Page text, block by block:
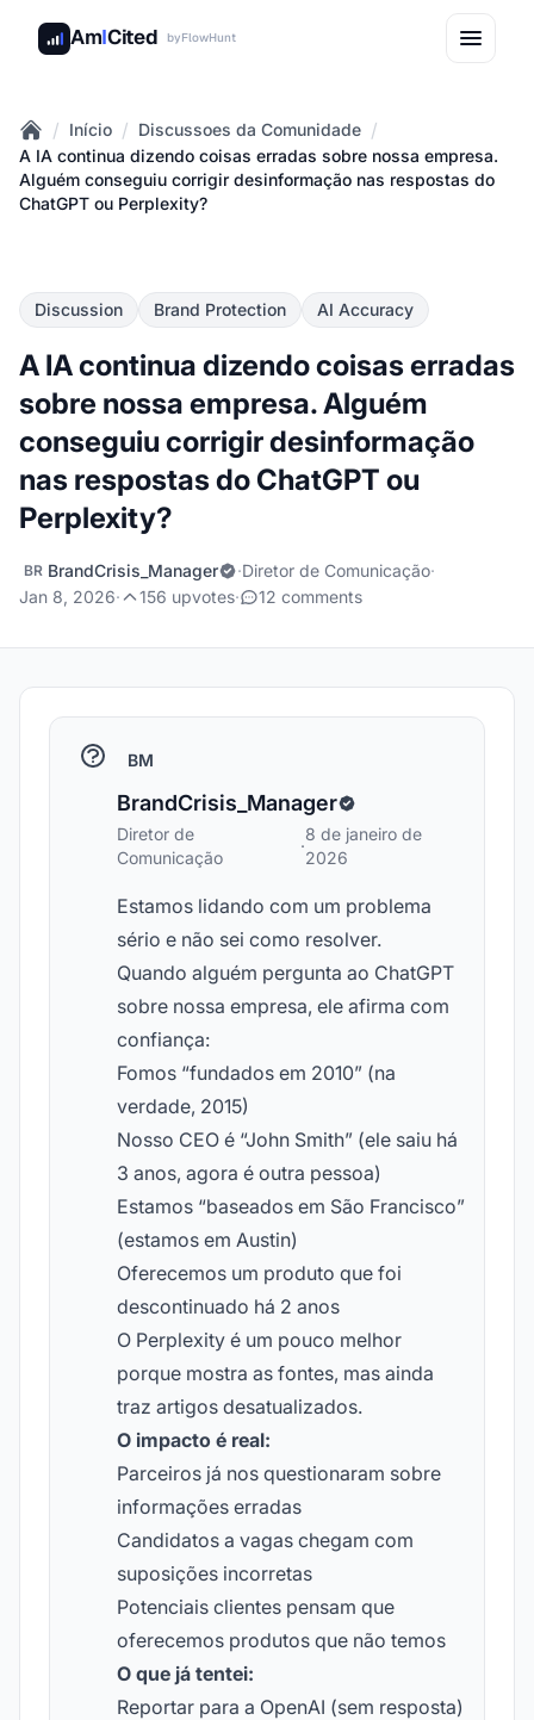
AmICited byFlowHunt
Home
/ Início / Discussoes da Comunidade /
A IA continua dizendo coisas erradas sobre nossa empresa.
Alguém conseguiu corrigir desinformação nas respostas do
ChatGPT ou Perplexity?
Discussion Brand Protection AI Accuracy
A IA continua dizendo coisas erradas
sobre nossa empresa. Alguém
conseguiu corrigir desinformação
nas respostas do ChatGPT ou
Perplexity?
BR BrandCrisis_Manager ·Diretor de Comunicação·
Jan 8, 2026· 156 upvotes· 12 comments
BM
BrandCrisis_Manager
Diretor de
Comunicação
·
8 de janeiro de
2026
Estamos lidando com um problema
sério e não sei como resolver.
Quando alguém pergunta ao ChatGPT
sobre nossa empresa, ele afirma com
confiança:
Fomos “fundados em 2010” (na
verdade, 2015)
Nosso CEO é “John Smith” (ele saiu há
3 anos, agora é outra pessoa)
Estamos “baseados em São Francisco”
(estamos em Austin)
Oferecemos um produto que foi
descontinuado há 2 anos
O Perplexity é um pouco melhor
porque mostra as fontes, mas ainda
traz artigos desatualizados.
O impacto é real:
Parceiros já nos questionaram sobre
informações erradas
Candidatos a vagas chegam com
suposições incorretas
Potenciais clientes pensam que
oferecemos produtos que não temos
O que já tentei:
Reportar para a OpenAI (sem resposta)